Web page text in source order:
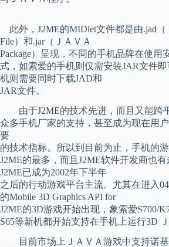
此外，J2ME的MIDlet文件都是由.jad（
File）和.jar（ＪＡＶＡ
Package）呈现，不同的手机品牌在使用
式，如索爱的手机则仅需安装JAR文件
机则需要同时下载JAD和
JAR文件。
由于J2ME的技术先进，而且又能跨
众多手机厂家的支持，甚至成为现在用
要
的技术指标。所以到目前为止，手机的
J2ME的最多，而且J2ME软件开发商也有
J2ME已成为2002年下半年
之后的行动游戏平台主流。尤其在进入
的Mobile 3D Graphics API for
J2ME的3D游戏开始出现，象索爱S700/
S65等新机都开始支持在手机上运行3D
目前市场上ＪＡＶＡ游戏中支持诺基